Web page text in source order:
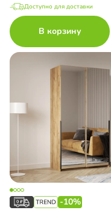
Доступно для доставки
В корзину
-10%